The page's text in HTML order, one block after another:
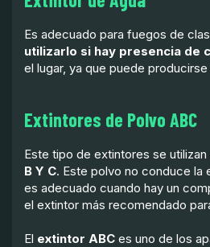
Es adecuado para fuegos de
utilizarlo si hay presencia de
el lugar, ya que puede
Extintores de Polvo ABC
Este tipo de extintores se
B Y C. Este polvo no conduce la
es adecuado cuando hay un
el extintor más recomendado
El extintor ABC es uno de los